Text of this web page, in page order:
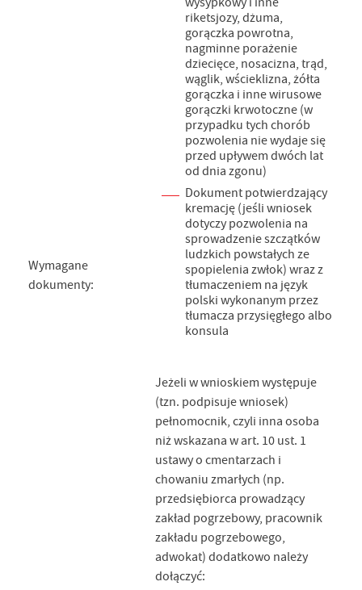
Wymagane
dokumenty:
riketsjozy, dżuma,
gorączka powrotna,
nagminne porażenie
dziecięce, nosacizna, trąd,
wąglik, wścieklizna, żółta
gorączka i inne wirusowe
gorączki krwotoczne (w
przypadku tych chorób
pozwolenia nie wydaje się
przed upływem dwóch lat
od dnia zgonu)
Dokument potwierdzający
kremację (jeśli wniosek
dotyczy pozwolenia na
sprowadzenie szczątków
ludzkich powstałych ze
spopielenia zwłok) wraz z
tłumaczeniem na język
polski wykonanym przez
tłumacza przysięgłego albo
konsula
Jeżeli w wnioskiem występuje
(tzn. podpisuje wniosek)
pełnomocnik, czyli inna osoba
niż wskazana w art. 10 ust. 1
ustawy o cmentarzach i
chowaniu zmarłych (np.
przedsiębiorca prowadzący
zakład pogrzebowy, pracownik
zakładu pogrzebowego,
adwokat) dodatkowo należy
dołączyć: